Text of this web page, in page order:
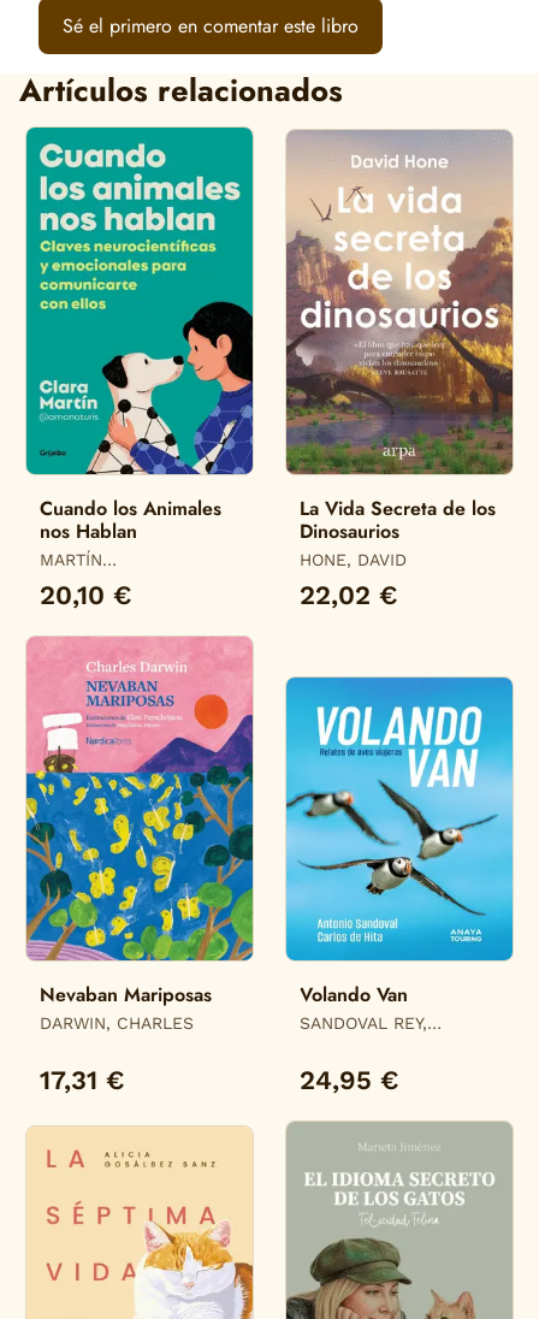
Sé el primero en comentar este libro
Artículos relacionados
Cuando los Animales
nos Hablan
MARTÍN
(@AMANATURIS), CLARA
20,10 €
La Vida Secreta de los
Dinosaurios
HONE, DAVID
22,02 €
Nevaban Mariposas
DARWIN, CHARLES
17,31 €
Volando Van
SANDOVAL REY,
24,95 €